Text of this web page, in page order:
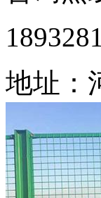
地址：